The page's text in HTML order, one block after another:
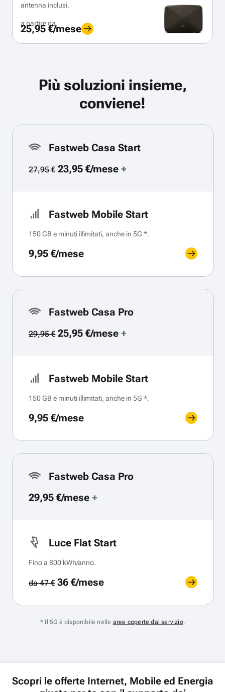
antenna inclusi.
a partire da
25,95 €/mese
Più soluzioni insieme,
conviene!
Fastweb Casa Start
27,95 €23,95 €/mese+
Fastweb Mobile Start
150 GB e minuti illimitati, anche in 5G *.
9,95 €/mese
Fastweb Casa Pro
29,95 €25,95 €/mese+
Fastweb Mobile Start
150 GB e minuti illimitati, anche in 5G *.
9,95 €/mese
Fastweb Casa Pro
29,95 €/mese +
Luce Flat Start
Fino a 800 kWh/anno.
da 47 €36 €/mese
* Il 5G è disponibile nelle aree coperte dal servizio.
Scopri le offerte Internet, Mobile ed Energia